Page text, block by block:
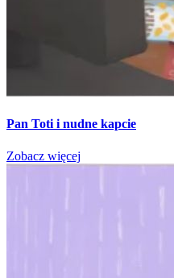
Pan Toti i nudne kapcie
Zobacz więcej